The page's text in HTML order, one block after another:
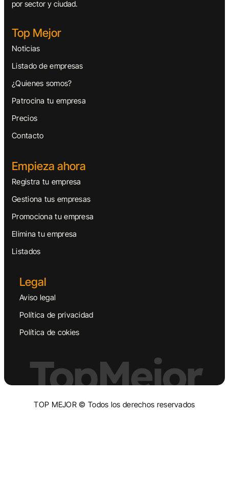
por sector y ciudad.
Top Mejor
Noticias
Listado de empresas
¿Quienes somos?
Patrocina tu empresa
Precios
Contacto
Empieza ahora
Registra tu empresa
Gestiona tus empresas
Promociona tu empresa
Elimina tu empresa
Listados
Legal
Aviso legal
Política de privacidad
Política de cokies
TopMejor
TOP MEJOR © Todos los derechos reservados